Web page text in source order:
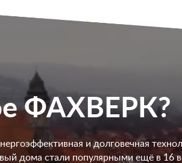
ФАХВЕРК?
и долговечная
дома стали популярными ещё в 16